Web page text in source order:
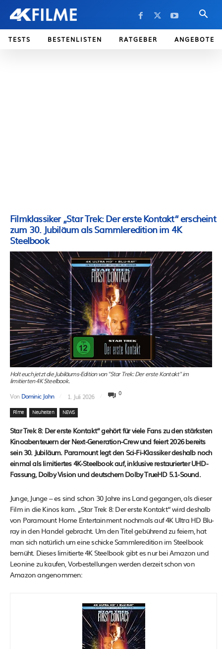
TESTS BESTENLISTEN RATGEBER ANGEBOTE
Filmklassiker „Star Trek: Der erste Kontakt“ erscheint
zum 30. Jubiläum als Sammleredition im 4K
Steelbook
Holt euch jetzt die Jubiläums-Edition von "Star Trek: Der erste Kontakt" im
limitierten 4K Steelbook.
Von Dominic Jahn 1. Juli 2026 0
Filme Neuheiten NEWS
Star Trek 8: Der erste Kontakt“ gehört für viele Fans zu den stärksten
Kinoabenteuern der Next-Generation-Crew und feiert 2026 bereits
sein 30. Jubiläum. Paramount legt den Sci-Fi-Klassiker deshalb noch
einmal als limitiertes 4K-Steelbook auf, inklusive restaurierter UHD-
Fassung, Dolby Vision und deutschem Dolby TrueHD 5.1-Sound.
Junge, Junge – es sind schon 30 Jahre ins Land gegangen, als dieser
Film in die Kinos kam. „Star Trek 8: Der erste Kontakt“ wird deshalb
von Paramount Home Entertainment nochmals auf 4K Ultra HD Blu-
ray in den Handel gebracht. Um den Titel gebührend zu feiern, hat
man sich natürlich um eine schicke Sammleredition im Steelbook
bemüht. Dieses limitierte 4K Steelbook gibt es nur bei Amazon und
Leonine zu kaufen, Vorbestellungen werden derzeit schon von
Amazon angenommen: